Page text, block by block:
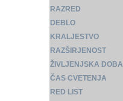
RAZRED
DEBLO
KRALJESTVO
RAZŠIRJENOST
ŽIVLJENJSKA DOBA
ČAS CVETENJA
RED LIST